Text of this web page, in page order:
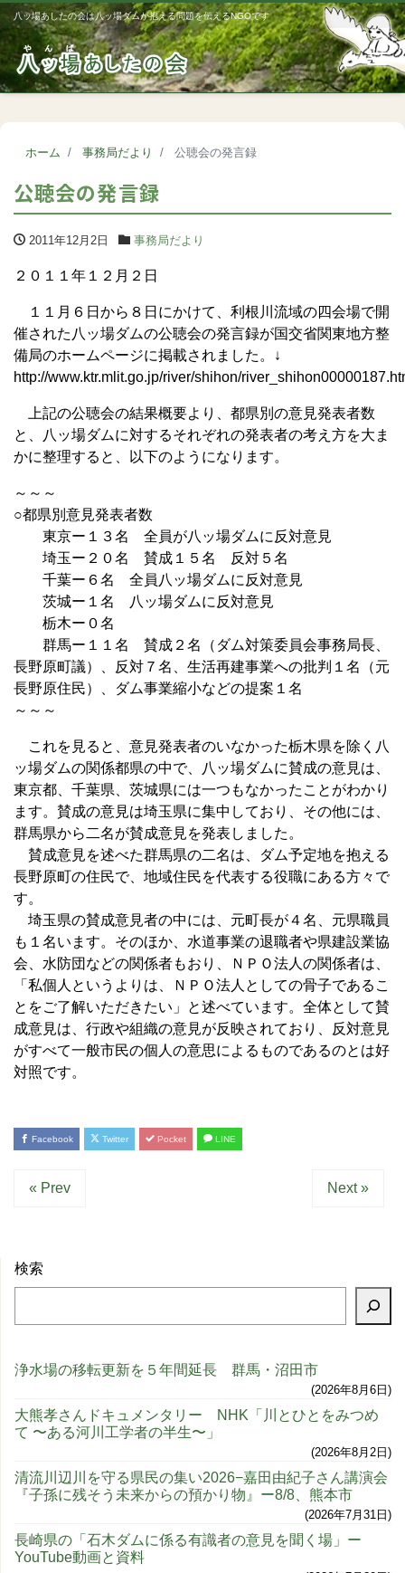
八ッ場あしたの会は八ッ場ダムが抱える問題を伝えるNGOです
ホーム 事務局だより 公聴会の発言録
公聴会の発言録
2011年12月2日 事務局だより
２０１１年１２月２日
１１月６日から８日にかけて、利根川流域の四会場で開
催された八ッ場ダムの公聴会の発言録が国交省関東地方整
備局のホームページに掲載されました。↓
http://www.ktr.mlit.go.jp/river/shihon/
上記の公聴会の結果概要より、都県別の意見発表者数
と、八ッ場ダムに対するそれぞれの発表者の考え方を大ま
かに整理すると、以下のようになります。
～～～
○都県別意見発表者数
東京ー１３名 全員が八ッ場ダムに反対意見
埼玉ー２０名 賛成１５名 反対５名
千葉ー６名 全員八ッ場ダムに反対意見
茨城ー１名 八ッ場ダムに反対意見
栃木ー０名
群馬ー１１名 賛成２名（ダム対策委員会事務局長、
長野原町議）、反対７名、生活再建事業への批判１名（元
長野原住民）、ダム事業縮小などの提案１名
～～～
これを見ると、意見発表者のいなかった栃木県を除く八
ッ場ダムの関係都県の中で、八ッ場ダムに賛成の意見は、
東京都、千葉県、茨城県には一つもなかったことがわかり
ます。賛成の意見は埼玉県に集中しており、その他には、
群馬県から二名が賛成意見を発表しました。
賛成意見を述べた群馬県の二名は、ダム予定地を抱える
長野原町の住民で、地域住民を代表する役職にある方々で
す。
埼玉県の賛成意見者の中には、元町長が４名、元県職員
も１名います。そのほか、水道事業の退職者や県建設業協
会、水防団などの関係者もおり、ＮＰＯ法人の関係者は、
「私個人というよりは、ＮＰＯ法人としての骨子であるこ
とをご了解いただきたい」と述べています。全体として賛
成意見は、行政や組織の意見が反映されており、反対意見
がすべて一般市民の個人の意思によるものであるのとは好
対照です。
Facebook Twitter Pocket LINE
« Prev Next »
検索
浄水場の移転更新を５年間延長 群馬・沼田市
2026年8月6日
大熊孝さんドキュメンタリー NHK「川とひとをみつめ
て 〜ある河川工学者の半生〜」
2026年8月2日
清流川辺川を守る県民の集い2026−嘉田由紀子さん講演会
『子孫に残そう未来からの預かり物』ー8/8、熊本市
2026年7月31日
長崎県の「石木ダムに係る有識者の意見を聞く場」ー
YouTube動画と資料